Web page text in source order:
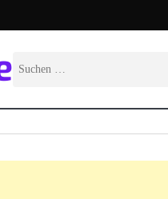
Suchen